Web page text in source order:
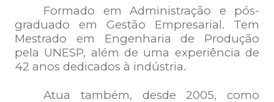
Formado em Administração e pós-
graduado em Gestão Empresarial. Tem
Mestrado em Engenharia de Produção
pela UNESP, além de uma experiência de
42 anos dedicados à indústria.
Atua também, desde 2005, como